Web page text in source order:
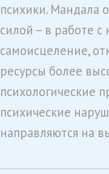
психики. Мандала
силой – в работе
самоисцеление,
ресурсы более
психологические
психические
направляются на